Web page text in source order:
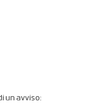
un avviso: